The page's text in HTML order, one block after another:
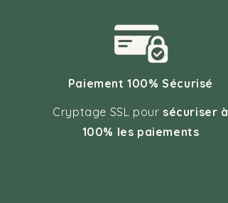
Paiement 100% Sécurisé
Cryptage SSL pour sécuriser à
100% les paiements